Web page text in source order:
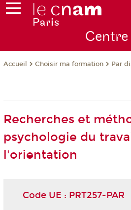
Centre
Accueil Choisir ma formation Par
Recherches et
psychologie du
l'orientation
Code UE : PRT257-PAR